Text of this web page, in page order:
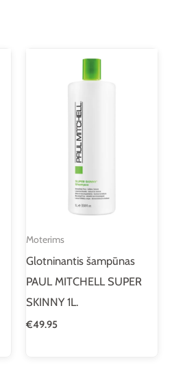
Moterims
Glotninantis šampūnas
PAUL MITCHELL SUPER
SKINNY 1L.
€49.95